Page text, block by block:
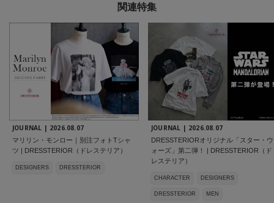
関連特集
JOURNAL | 2026.08.07
マリリン・モンロー｜別注フォトTシャ
ツ | DRESSTERIOR（ドレステリア）
DESIGNERS DRESSTERIOR
JOURNAL | 2026.08.07
DRESSTERIORオリジナル「スター・ウ
ォーズ」第二弾！ | DRESSTERIOR（ド
レステリア）
CHARACTER DESIGNERS
DRESSTERIOR MEN